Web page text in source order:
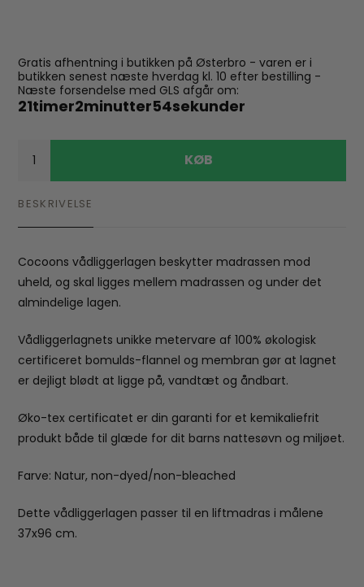
Gratis afhentning i butikken på Østerbro - varen er i
butikken senest næste hverdag kl. 10 efter bestilling -
Næste forsendelse med GLS afgår om:
21timer2minutter54sekunder
KØB
BESKRIVELSE
Cocoons vådliggerlagen beskytter madrassen mod
uheld, og skal ligges mellem madrassen og under det
almindelige lagen.
Vådliggerlagnets unikke metervare af 100% økologisk
certificeret bomulds-flannel og membran gør at lagnet
er dejligt blødt at ligge på, vandtæt og åndbart.
Øko-tex certificatet er din garanti for et kemikaliefrit
produkt både til glæde for dit barns nattesøvn og miljøet.
Farve: Natur, non-dyed/non-bleached
Dette vådliggerlagen passer til en liftmadras i målene
37x96 cm.